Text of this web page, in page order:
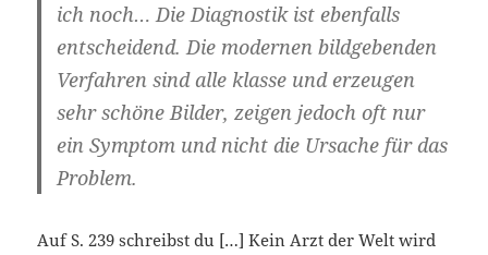
ich noch… Die Diagnostik ist ebenfalls
entscheidend. Die modernen bildgebenden
Verfahren sind alle klasse und erzeugen
sehr schöne Bilder, zeigen jedoch oft nur
ein Symptom und nicht die Ursache für das
Problem.
Auf S. 239 schreibst du […] Kein Arzt der Welt wird